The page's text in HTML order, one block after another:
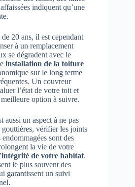
indiquent qu’une
20 ans, il est cependant
à un remplacement
se dégradent avec le
installation de la toiture
sur le long terme
Un couvreur
l’état de votre toit et
option à suivre.
aussi un aspect à ne pas
vérifier les joints
sont des
la vie de votre
intégrité de votre habitat.
le plus souvent des
garantissent un suivi